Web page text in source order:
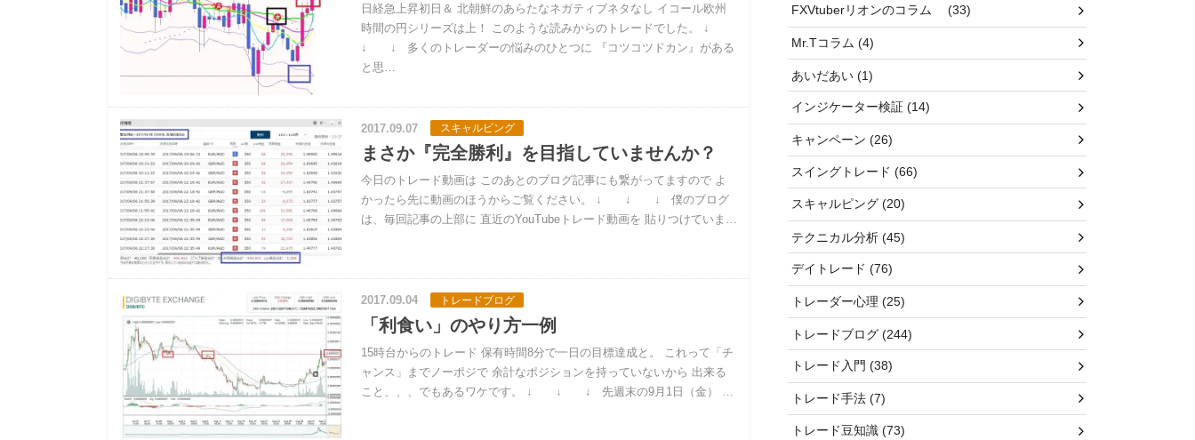
日経急上昇初日＆ 北朝鮮のあらたなネガティブネタなし イコール欧州
時間の円シリーズは上！ このような読みからのトレードでした。 ↓
↓ ↓ 多くのトレーダーの悩みのひとつに 『コツコツドカン』がある
と思…
2017.09.07 スキャルピング
まさか『完全勝利』を目指していませんか？
今日のトレード動画は このあとのブログ記事にも繋がってますので よ
かったら先に動画のほうからご覧ください。 ↓ ↓ ↓ 僕のブログ
は、毎回記事の上部に 直近のYouTubeトレード動画を 貼りつけていま…
2017.09.04 トレードブログ
「利食い」のやり方一例
15時台からのトレード 保有時間8分で一日の目標達成と。 これって「チ
ャンス」までノーポジで 余計なポジションを持っていないから 出来る
こと、、、でもあるワケです。 ↓ ↓ ↓ 先週末の9月1日（金） …
FXVtuberリオンのコラム(33)
Mr.Tコラム(4)
あいだあい(1)
インジケーター検証(14)
キャンペーン(26)
スイングトレード(66)
スキャルピング(20)
テクニカル分析(45)
デイトレード(76)
トレーダー心理(25)
トレードブログ(244)
トレード入門(38)
トレード手法(7)
トレード豆知識(73)